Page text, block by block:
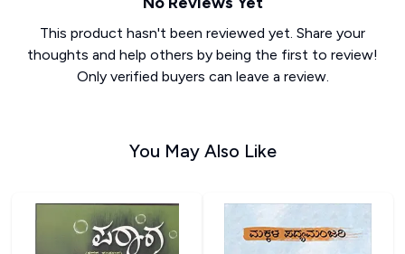
This product hasn't been reviewed yet. Share your
thoughts and help others by being the first to review!
Only verified buyers can leave a review.
You May Also Like